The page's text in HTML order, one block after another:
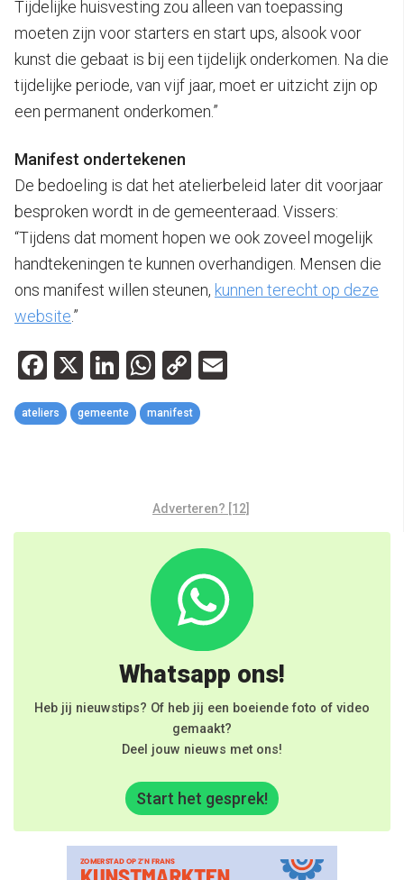
Tijdelijke huisvesting zou alleen van toepassing
moeten zijn voor starters en start ups, alsook voor
kunst die gebaat is bij een tijdelijk onderkomen. Na die
tijdelijke periode, van vijf jaar, moet er uitzicht zijn op
een permanent onderkomen.”
Manifest ondertekenen
De bedoeling is dat het atelierbeleid later dit voorjaar
besproken wordt in de gemeenteraad. Vissers:
“Tijdens dat moment hopen we ook zoveel mogelijk
handtekeningen te kunnen overhandigen. Mensen die
ons manifest willen steunen, kunnen terecht op deze
website.”
Facebook
X LinkedIn
WhatsApp
Copy
Link
ateliers gemeente manifest
Adverteren? [12]
Whatsapp ons!
Heb jij nieuwstips? Of heb jij een boeiende foto of video
gemaakt?
Deel jouw nieuws met ons!
Start het gesprek!